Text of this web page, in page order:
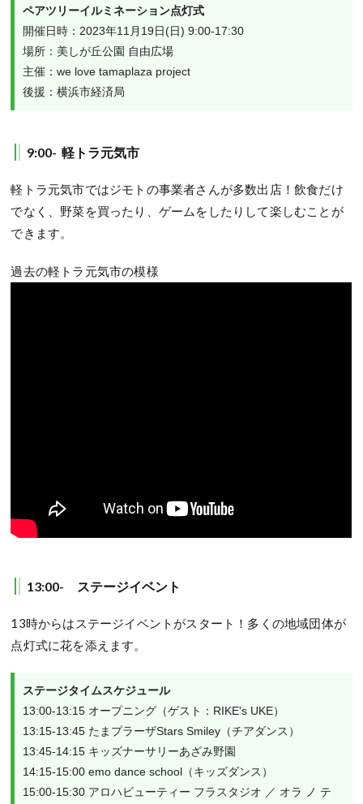
開催日時：2023年11月19日(日) 9:00-17:30
場所：美しが丘公園 自由広場
主催：we love tamaplaza project
後援：横浜市経済局
9:00- 軽トラ元気市
軽トラ元気市ではジモトの事業者さんが多数出店！飲食だけ
でなく、野菜を買ったり、ゲームをしたりして楽しむことが
できます。
過去の軽トラ元気市の模様
13:00- ステージイベント
13時からはステージイベントがスタート！多くの地域団体が
点灯式に花を添えます。
ステージタイムスケジュール
13:00-13:15 オープニング（ゲスト：RIKE's UKE）
13:15-13:45 たまプラーザStars Smiley（チアダンス）
13:45-14:15 キッズナーサリーあざみ野園
14:15-15:00 emo dance school（キッズダンス）
15:00-15:30 アロハビューティー フラスタジオ ／ オラ ノ テ